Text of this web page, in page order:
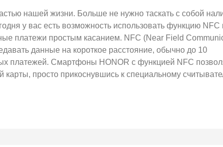
нашей жизни. Больше не нужно таскать с собой
у вас есть возможность использовать функцию NFC
платежи простым касанием. NFC (Near Field
данные на короткое расстояние, обычно до 10
платежей. Смартфоны HONOR с функцией NFC
карты, просто прикоснувшись к специальному